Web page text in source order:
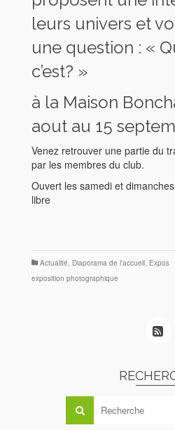
leurs univers et
une question : «
c’est? »
à la Maison
aout au 15
Venez retrouver une partie du
par les membres du club.
Ouvert les samedi et
libre
Actualité Diaporama de l'accueil Expos
exposition photographique